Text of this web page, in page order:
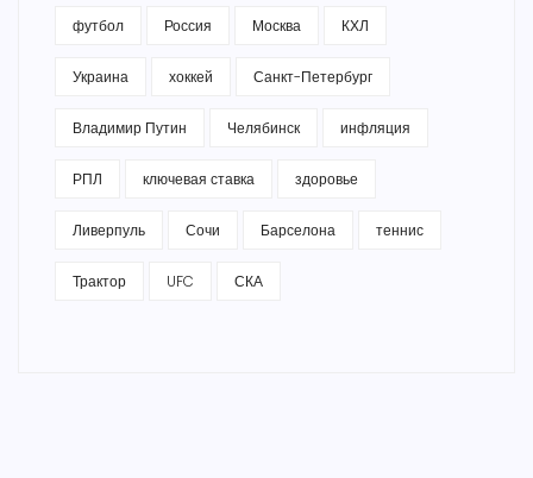
футбол Россия Москва КХЛ
Украина хоккей Санкт-Петербург
Владимир Путин Челябинск инфляция
РПЛ ключевая ставка здоровье
Ливерпуль Сочи Барселона теннис
Трактор UFC СКА